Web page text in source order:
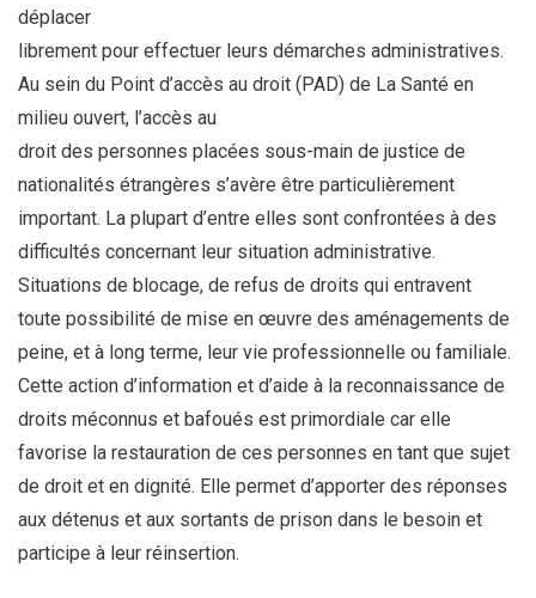
déplacer
librement pour effectuer leurs démarches administratives.
Au sein du Point d’accès au droit (PAD) de La Santé en
milieu ouvert, l’accès au
droit des personnes placées sous-main de justice de
nationalités étrangères s’avère être particulièrement
important. La plupart d’entre elles sont confrontées à des
difficultés concernant leur situation administrative.
Situations de blocage, de refus de droits qui entravent
toute possibilité de mise en œuvre des aménagements de
peine, et à long terme, leur vie professionnelle ou familiale.
Cette action d’information et d’aide à la reconnaissance de
droits méconnus et bafoués est primordiale car elle
favorise la restauration de ces personnes en tant que sujet
de droit et en dignité. Elle permet d’apporter des réponses
aux détenus et aux sortants de prison dans le besoin et
participe à leur réinsertion.